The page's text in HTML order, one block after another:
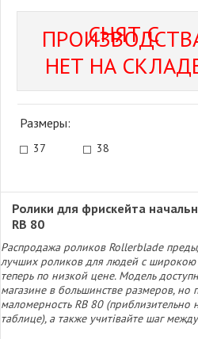
СНЯТ С
НЕТ НА
Размеры:
37 38
Ролики для фрискейта
RB 80
Распродажа роликов Rollerblade
лучших роликов для людей с
теперь по низкой цене. Модель
магазине в большинстве размеров, но
маломерность RB 80
таблице), а также учитівайте шаг